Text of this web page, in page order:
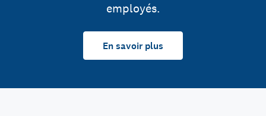
employés.
En savoir plus